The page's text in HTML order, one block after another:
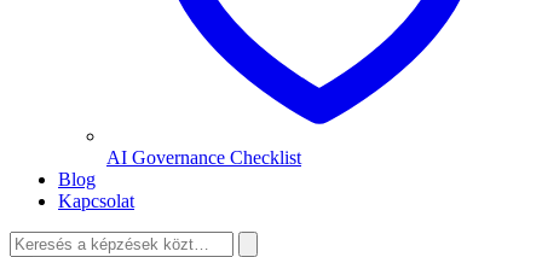
AI Governance Checklist
Blog
Kapcsolat